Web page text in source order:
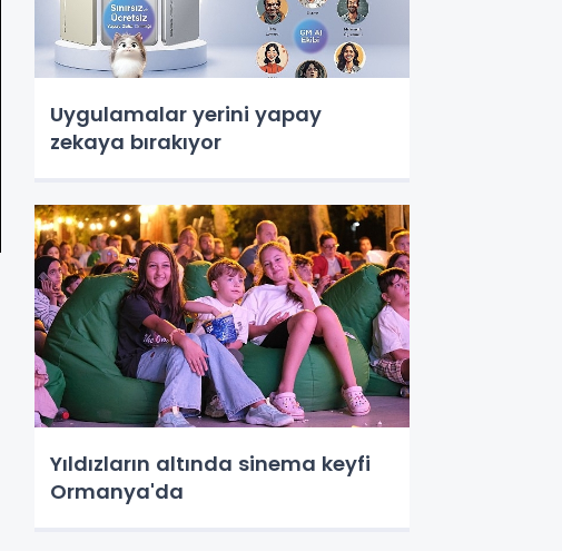
Uygulamalar yerini yapay
zekaya bırakıyor
Yıldızların altında sinema keyfi
Ormanya'da